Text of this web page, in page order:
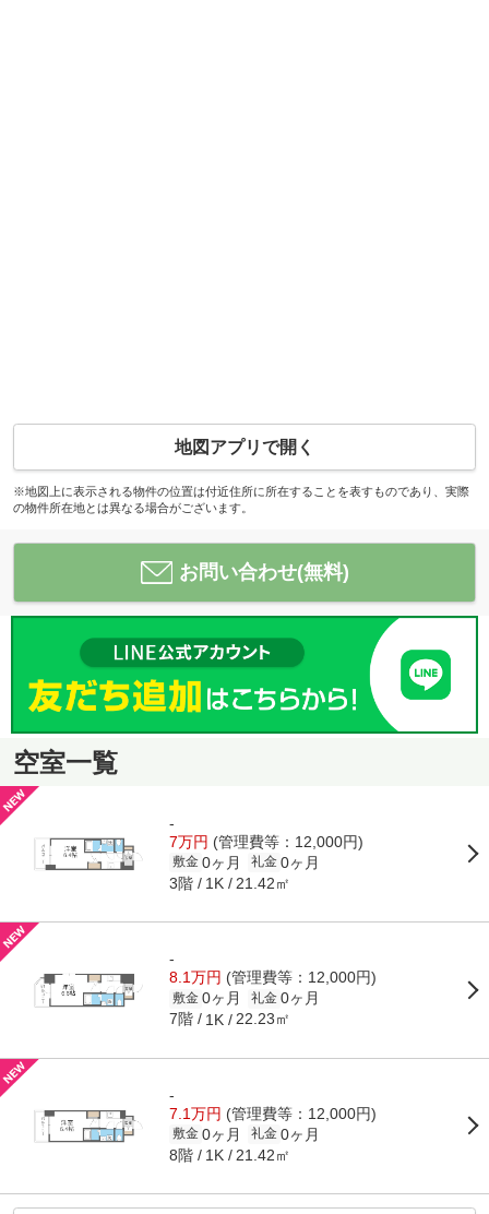
地図アプリで開く
※地図上に表示される物件の位置は付近住所に所在することを表すものであり、実際
の物件所在地とは異なる場合がございます。
お問い合わせ(無料)
空室一覧
-
7万円 (管理費等：12,000円)
敷金 0ヶ月 礼金 0ヶ月
3階 1K 21.42㎡
-
8.1万円 (管理費等：12,000円)
敷金 0ヶ月 礼金 0ヶ月
7階 1K 22.23㎡
-
7.1万円 (管理費等：12,000円)
敷金 0ヶ月 礼金 0ヶ月
8階 1K 21.42㎡